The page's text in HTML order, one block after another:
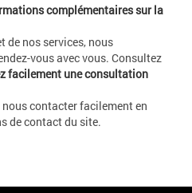
complémentaires sur la
de nos services, nous
vous avec vous. Consultez
facilement une consultation
contacter facilement en
de contact du site.